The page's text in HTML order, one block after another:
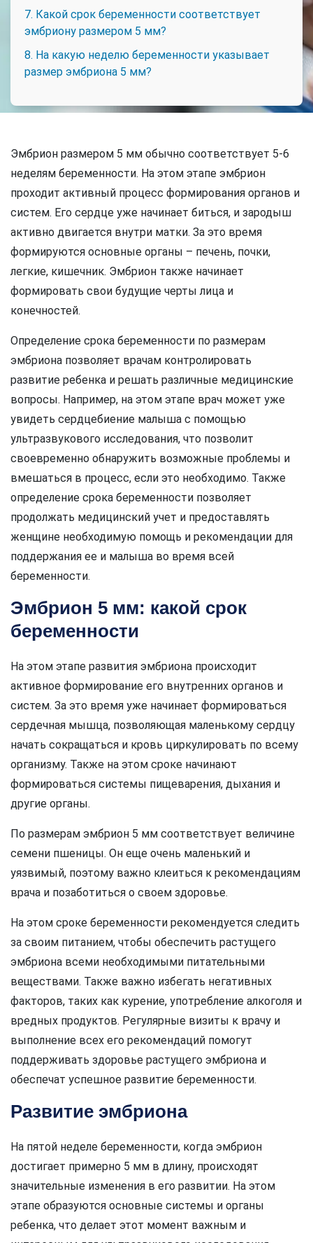
7. Какой срок беременности соответствует
эмбриону размером 5 мм?
8. На какую неделю беременности указывает
размер эмбриона 5 мм?
Эмбрион размером 5 мм обычно соответствует 5-6
неделям беременности. На этом этапе эмбрион
проходит активный процесс формирования органов и
систем. Его сердце уже начинает биться, и зародыш
активно двигается внутри матки. За это время
формируются основные органы – печень, почки,
легкие, кишечник. Эмбрион также начинает
формировать свои будущие черты лица и
конечностей.
Определение срока беременности по размерам
эмбриона позволяет врачам контролировать
развитие ребенка и решать различные медицинские
вопросы. Например, на этом этапе врач может уже
увидеть сердцебиение малыша с помощью
ультразвукового исследования, что позволит
своевременно обнаружить возможные проблемы и
вмешаться в процесс, если это необходимо. Также
определение срока беременности позволяет
продолжать медицинский учет и предоставлять
женщине необходимую помощь и рекомендации для
поддержания ее и малыша во время всей
беременности.
Эмбрион 5 мм: какой срок
беременности
На этом этапе развития эмбриона происходит
активное формирование его внутренних органов и
систем. За это время уже начинает формироваться
сердечная мышца, позволяющая маленькому сердцу
начать сокращаться и кровь циркулировать по всему
организму. Также на этом сроке начинают
формироваться системы пищеварения, дыхания и
другие органы.
По размерам эмбрион 5 мм соответствует величине
семени пшеницы. Он еще очень маленький и
уязвимый, поэтому важно клеиться к рекомендациям
врача и позаботиться о своем здоровье.
На этом сроке беременности рекомендуется следить
за своим питанием, чтобы обеспечить растущего
эмбриона всеми необходимыми питательными
веществами. Также важно избегать негативных
факторов, таких как курение, употребление алкоголя и
вредных продуктов. Регулярные визиты к врачу и
выполнение всех его рекомендаций помогут
поддерживать здоровье растущего эмбриона и
обеспечат успешное развитие беременности.
Развитие эмбриона
На пятой неделе беременности, когда эмбрион
достигает примерно 5 мм в длину, происходят
значительные изменения в его развитии. На этом
этапе образуются основные системы и органы
ребенка, что делает этот момент важным и